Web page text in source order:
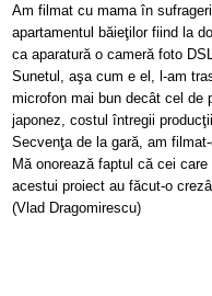
Am filmat cu mama în
apartamentul băieţilor fiind la
ca aparatură o cameră foto
Sunetul, aşa cum e el, l-am
microfon mai bun decât cel de
japonez, costul întregii
Secvenţa de la gară, am
Mă onorează faptul că cei
acestui proiect au făcut-o
(Vlad Dragomirescu)